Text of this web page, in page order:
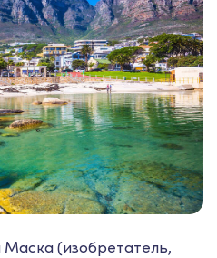
(изобретатель,